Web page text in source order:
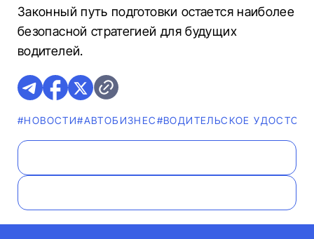
Законный путь подготовки остается наиболее
безопасной стратегией для будущих
водителей.
#НОВОСТИ#AВТОБИЗНЕС#ВОДИТЕЛЬСКОЕ